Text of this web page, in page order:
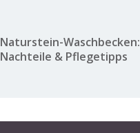
Naturstein-Waschbecken:
Nachteile & Pflegetipps